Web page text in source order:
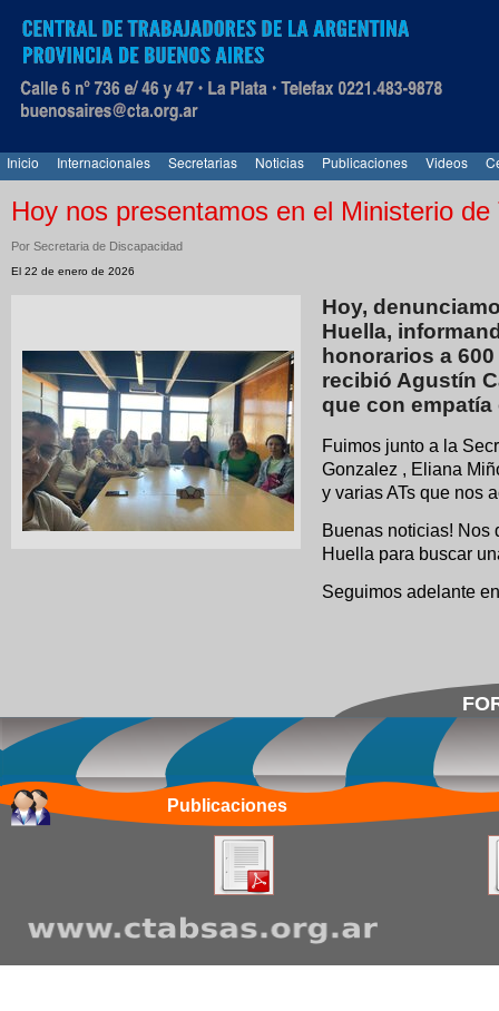
Inicio Internacionales Secretarias Noticias Publicaciones Videos
Hoy nos presentamos en el Ministerio
Por Secretaria de Discapacidad
El 22 de enero de 2026
Hoy,
Huella,
honorarios a
recibió Agustín
que con
Fuimos junto a la
Gonzalez , Eliana
y varias ATs que nos
Buenas noticias! Nos
Huella para buscar
Seguimos adelante
Publicaciones